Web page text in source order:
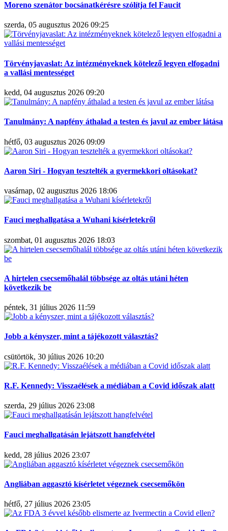
Moreno szenátor bocsánatkérésre szólítja fel Faucit
szerda, 05 augusztus 2026 09:25
Törvényjavaslat: Az intézményeknek kötelező legyen elfogadni
a vallási mentességet
kedd, 04 augusztus 2026 09:20
Tanulmány: A napfény áthalad a testen és javul az ember látása
hétfő, 03 augusztus 2026 09:09
Aaron Siri - Hogyan tesztelték a gyermekkori oltásokat?
vasárnap, 02 augusztus 2026 18:06
Fauci meghallgatása a Wuhani kísérletekről
szombat, 01 augusztus 2026 18:03
A hirtelen csecsemőhalál többsége az oltás utáni héten
következik be
péntek, 31 július 2026 11:59
Jobb a kényszer, mint a tájékozott választás?
csütörtök, 30 július 2026 10:20
R.F. Kennedy: Visszaélések a médiában a Covid időszak alatt
szerda, 29 július 2026 23:08
Fauci meghallgatásán lejátszott hangfelvétel
kedd, 28 július 2026 23:07
Angliában aggasztó kísérletet végeznek csecsemőkön
hétfő, 27 július 2026 23:05